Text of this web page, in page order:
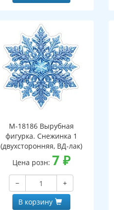
М-18186 Вырубная
фигурка. Снежинка 1
(двухсторонняя, ВД-лак)
Цена розн: 7 ₽
−
+
В корзину